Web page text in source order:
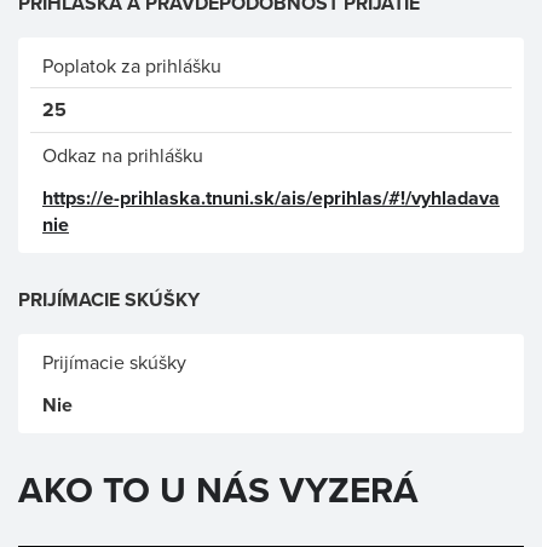
Poplatok za prihlášku
25
Odkaz na prihlášku
https://e-prihlaska.tnuni.sk/ais/eprihlas/#!/vyhladava
nie
PRIJÍMACIE SKÚŠKY
Prijímacie skúšky
Nie
AKO TO U NÁS VYZERÁ